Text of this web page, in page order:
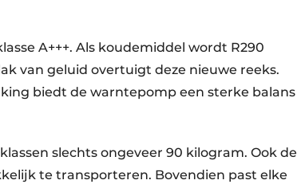
A+++. Als koudemiddel wordt R290
van geluid overtuigt deze nieuwe reeks.
biedt de warntepomp een sterke balans
slechts ongeveer 90 kilogram. Ook de
te transporteren. Bovendien past elke